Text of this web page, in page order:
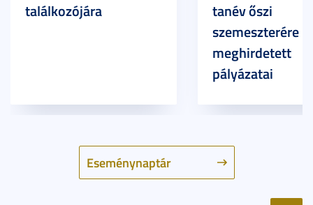
Eseménynaptár
találkozójára
tanév őszi
szemeszterére
meghirdetett
pályázatai